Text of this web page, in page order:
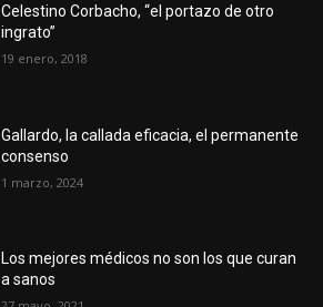
Celestino Corbacho, “el portazo de otro
ingrato”
19 enero, 2018
Gallardo, la callada eficacia, el permanente
consenso
1 marzo, 2024
Los mejores médicos no son los que curan
a sanos